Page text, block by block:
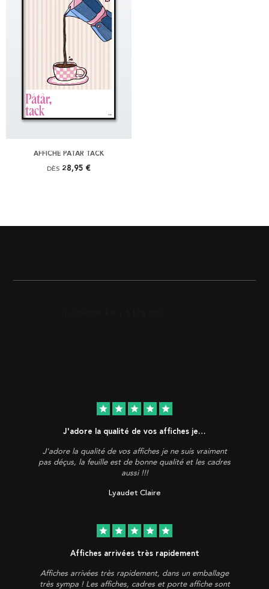
AFFICHE PÅTÅR TACK
DÈS 28,95 €
star star star star star
J'adore la qualité de vos affiches je…
J'adore la qualité de vos affiches je ne suis vraiment
pas déçus, la feuille est de bonne qualité et les cadres
aussi !!!
Lyaudet Claire
star star star star star
Affiches arrivées très rapidement
Affiches arrivées très rapidement, dans un emballage
très sympa ! Les affiches, cadres et porte affiche sont